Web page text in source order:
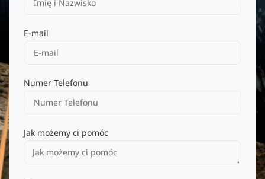
E-mail
Numer Telefonu
Jak możemy ci pomóc